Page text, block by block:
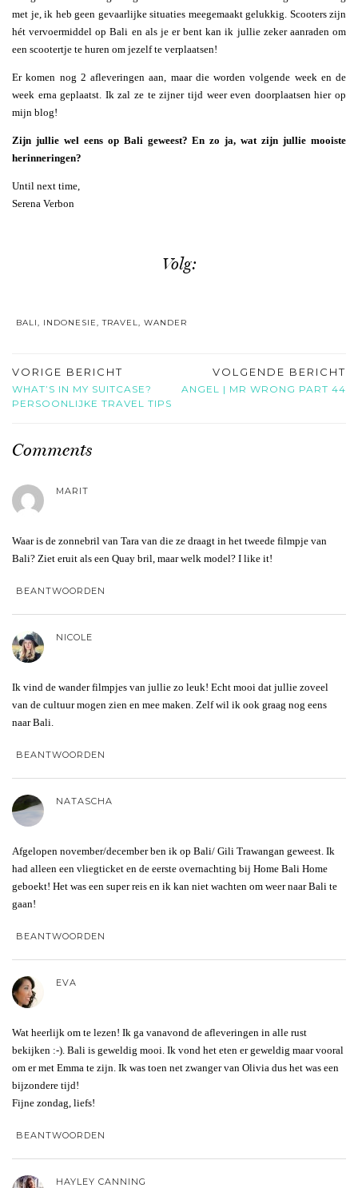
met je, ik heb geen gevaarlijke situaties meegemaakt gelukkig. Scooters zijn
hét vervoermiddel op Bali en als je er bent kan ik jullie zeker aanraden om
een scootertje te huren om jezelf te verplaatsen!
Er komen nog 2 afleveringen aan, maar die worden volgende week en de
week erna geplaatst. Ik zal ze te zijner tijd weer even doorplaatsen hier op
mijn blog!
Zijn jullie wel eens op Bali geweest? En zo ja, wat zijn jullie mooiste
herinneringen?
Until next time,
Serena Verbon
Volg:
BALI, INDONESIE,TRAVEL, WANDER
VORIGE BERICHT
WHAT’S IN MY SUITCASE?
PERSOONLIJKE TRAVEL TIPS
VOLGENDE BERICHT
ANGEL | MR WRONG PART 44
Comments
MARIT
Waar is de zonnebril van Tara van die ze draagt in het tweede filmpje van
Bali? Ziet eruit als een Quay bril, maar welk model? I like it!
BEANTWOORDEN
NICOLE
Ik vind de wander filmpjes van jullie zo leuk! Echt mooi dat jullie zoveel
van de cultuur mogen zien en mee maken. Zelf wil ik ook graag nog eens
naar Bali.
BEANTWOORDEN
NATASCHA
Afgelopen november/december ben ik op Bali/ Gili Trawangan geweest. Ik
had alleen een vliegticket en de eerste overnachting bij Home Bali Home
geboekt! Het was een super reis en ik kan niet wachten om weer naar Bali te
gaan!
BEANTWOORDEN
EVA
Wat heerlijk om te lezen! Ik ga vanavond de afleveringen in alle rust
bekijken :-). Bali is geweldig mooi. Ik vond het eten er geweldig maar vooral
om er met Emma te zijn. Ik was toen net zwanger van Olivia dus het was een
bijzondere tijd!
Fijne zondag, liefs!
BEANTWOORDEN
HAYLEY CANNING